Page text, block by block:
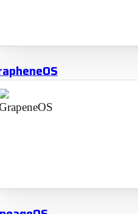
systeem biedt
versleuteling en